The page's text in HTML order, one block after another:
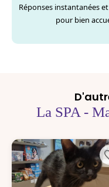
Réponses instantanées
pour bien
La SPA -